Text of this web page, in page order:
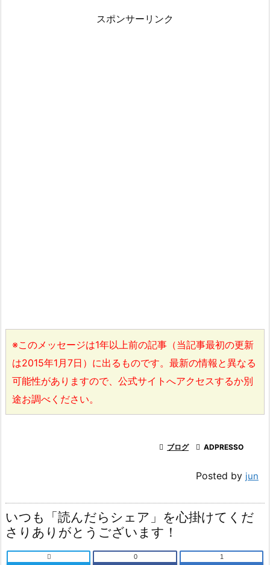
スポンサーリンク
※このメッセージは1年以上前の記事（当記事最初の更新
は2015年1月7日）に出るものです。最新の情報と異なる
可能性がありますので、公式サイトへアクセスするか別
途お調べください。
 ブログ  ADPRESSO
Posted by jun
いつも「読んだらシェア」を心掛けてくだ
さりありがとうございます！
 0 1